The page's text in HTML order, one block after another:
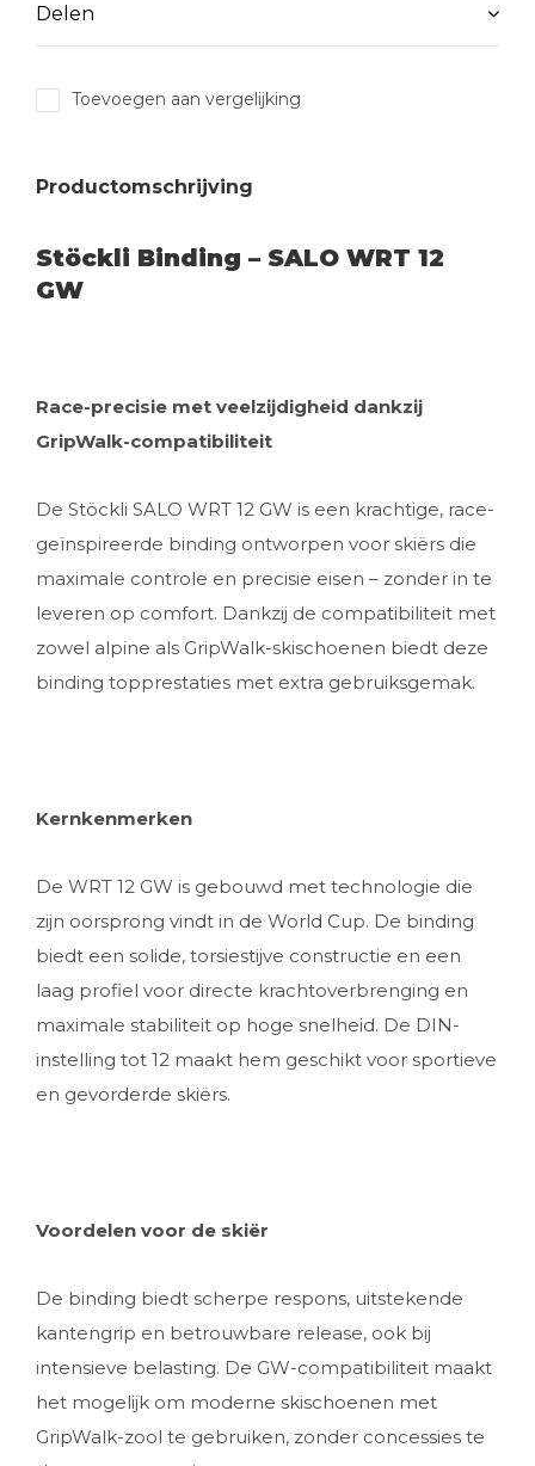
Delen
Toevoegen aan vergelijking
Productomschrijving
Stöckli Binding – SALO WRT 12
GW
Race-precisie met veelzijdigheid dankzij
GripWalk-compatibiliteit
De Stöckli SALO WRT 12 GW is een krachtige, race-
geïnspireerde binding ontworpen voor skiërs die
maximale controle en precisie eisen – zonder in te
leveren op comfort. Dankzij de compatibiliteit met
zowel alpine als GripWalk-skischoenen biedt deze
binding topprestaties met extra gebruiksgemak.
Kernkenmerken
De WRT 12 GW is gebouwd met technologie die
zijn oorsprong vindt in de World Cup. De binding
biedt een solide, torsiestijve constructie en een
laag profiel voor directe krachtoverbrenging en
maximale stabiliteit op hoge snelheid. De DIN-
instelling tot 12 maakt hem geschikt voor sportieve
en gevorderde skiërs.
Voordelen voor de skiër
De binding biedt scherpe respons, uitstekende
kantengrip en betrouwbare release, ook bij
intensieve belasting. De GW-compatibiliteit maakt
het mogelijk om moderne skischoenen met
GripWalk-zool te gebruiken, zonder concessies te